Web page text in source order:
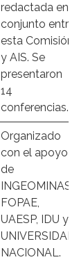
redactada en
conjunto entre
esta Comisión
y AIS. Se
presentaron
14
conferencias.
Organizado
con el apoyo
de
INGEOMINAS,
FOPAE,
UAESP, IDU y
UNIVERSIDAD
NACIONAL.